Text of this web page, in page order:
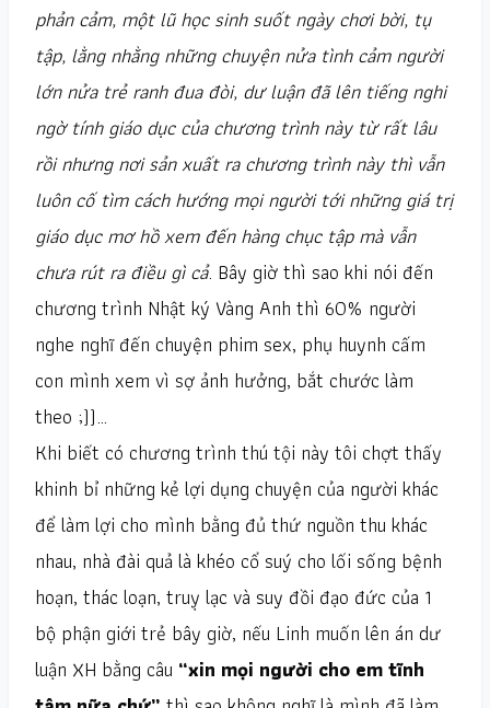
phản cảm, một lũ học sinh suốt ngày chơi bời, tụ
tập, lằng nhằng những chuyện nửa tình cảm người
lớn nửa trẻ ranh đua đòi, dư luận đã lên tiếng nghi
ngờ tính giáo dục của chương trình này từ rất lâu
rồi nhưng nơi sản xuất ra chương trình này thì vẫn
luôn cố tìm cách hướng mọi người tới những giá trị
giáo dục mơ hồ xem đến hàng chục tập mà vẫn
chưa rút ra điều gì cả. Bây giờ thì sao khi nói đến
chương trình Nhật ký Vàng Anh thì 60% người
nghe nghĩ đến chuyện phim sex, phụ huynh cấm
con mình xem vì sợ ảnh hưởng, bắt chước làm
theo ;))…
Khi biết có chương trình thú tội này tôi chợt thấy
khinh bỉ những kẻ lợi dụng chuyện của người khác
để làm lợi cho mình bằng đủ thứ nguồn thu khác
nhau, nhà đài quả là khéo cổ suý cho lối sống bệnh
hoạn, thác loạn, truỵ lạc và suy đồi đạo đức của 1
bộ phận giới trẻ bây giờ, nếu Linh muốn lên án dư
luận XH bằng câu “xin mọi người cho em tĩnh